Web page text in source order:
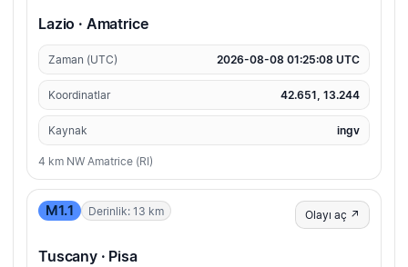
Lazio · Amatrice
Zaman (UTC) 2026-08-08 01:25:08 UTC
Koordinatlar 42.651, 13.244
Kaynak ingv
4 km NW Amatrice (RI)
M1.1 Derinlik: 13 km Olayı aç ↗
Tuscany · Pisa